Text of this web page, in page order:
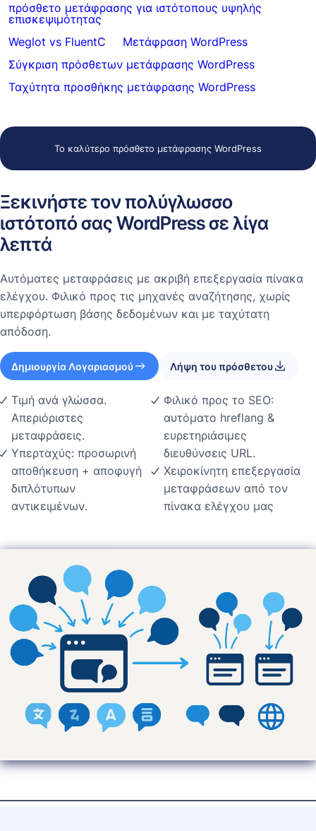
πρόσθετο μετάφρασης για ιστότοπους υψηλής
επισκεψιμότητας
Weglot vs FluentC
Μετάφραση WordPress
Σύγκριση πρόσθετων μετάφρασης WordPress
Ταχύτητα προσθήκης μετάφρασης WordPress
Το καλύτερο πρόσθετο μετάφρασης WordPress
Ξεκινήστε τον πολύγλωσσο
ιστότοπό σας WordPress σε λίγα
λεπτά
Αυτόματες μεταφράσεις με ακριβή επεξεργασία πίνακα
ελέγχου. Φιλικό προς τις μηχανές αναζήτησης, χωρίς
υπερφόρτωση βάσης δεδομένων και με ταχύτατη
απόδοση.
Δημιουργία Λογαριασμού Λήψη του πρόσθετου
Τιμή ανά γλώσσα.
Απεριόριστες
μεταφράσεις.
Υπερταχύς: προσωρινή
αποθήκευση + αποφυγή
διπλότυπων
αντικειμένων.
Φιλικό προς το SEO:
αυτόματο hreflang &
ευρετηριάσιμες
διευθύνσεις URL.
Χειροκίνητη επεξεργασία
μεταφράσεων από τον
πίνακα ελέγχου μας